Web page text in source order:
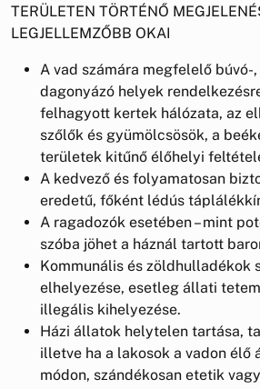
TERÜLETEN TÖRTÉNŐ
LEGJELLEMZŐBB OKAI
A vad számára megfelelő búvó-
dagonyázó helyek
felhagyott kertek hálózata, az
szőlők és gyümölcsösök, a
területek kitűnő élőhelyi
A kedvező és folyamatosan
eredetű, főként lédús
A ragadozók esetében – mint
szóba jöhet a háznál tartott
Kommunális és zöldhulladékok
elhelyezése, esetleg állati
illegális kihelyezése.
Házi állatok helytelen tartása,
illetve ha a lakosok a vadon
módon, szándékosan etetik